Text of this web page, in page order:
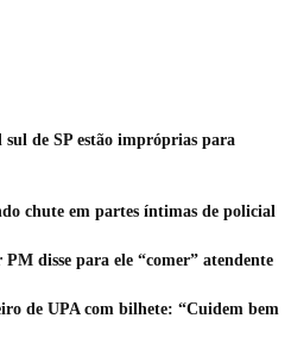
de SP estão impróprias para
chute em partes íntimas de policial
disse para ele “comer” atendente
de UPA com bilhete: “Cuidem bem